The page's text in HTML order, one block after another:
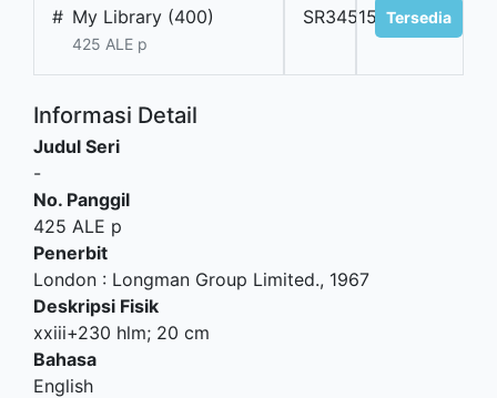
# My Library (400)
425 ALE p
SR34515 Tersedia
Informasi Detail
Judul Seri
-
No. Panggil
425 ALE p
Penerbit
London : Longman Group Limited., 1967
Deskripsi Fisik
xxiii+230 hlm; 20 cm
Bahasa
English